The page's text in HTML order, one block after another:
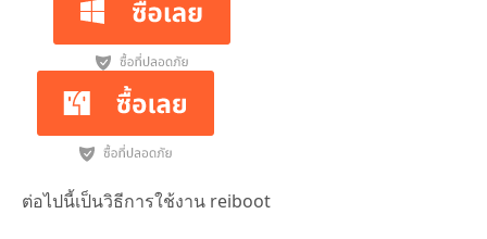
ต่อไปนี้เป็นวิธีการใช้งาน reiboot